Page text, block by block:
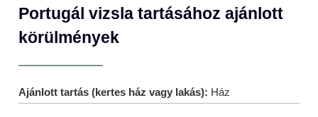
Portugál vizsla tartásához ajánlott
körülmények
Ajánlott tartás (kertes ház vagy lakás): Ház